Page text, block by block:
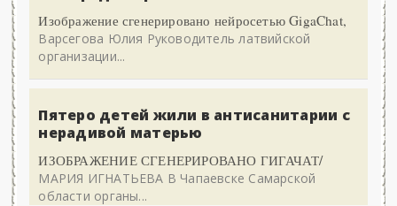
Изображение сгенерировано нейросетью GigaChat,
Варсегова Юлия Руководитель латвийской
организации...
Пятеро детей жили в антисанитарии с
нерадивой матерью
ИЗОБРАЖЕНИЕ СГЕНЕРИРОВАНО ГИГАЧАТ/
МАРИЯ ИГНАТЬЕВА В Чапаевске Самарской
области органы...